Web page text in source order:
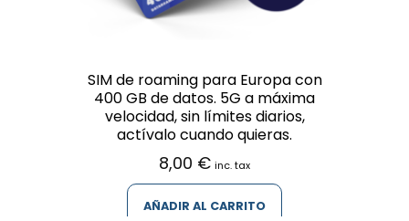
SIM de roaming para Europa con
400 GB de datos. 5G a máxima
velocidad, sin límites diarios,
actívalo cuando quieras.
8,00 € inc. tax
AÑADIR AL CARRITO